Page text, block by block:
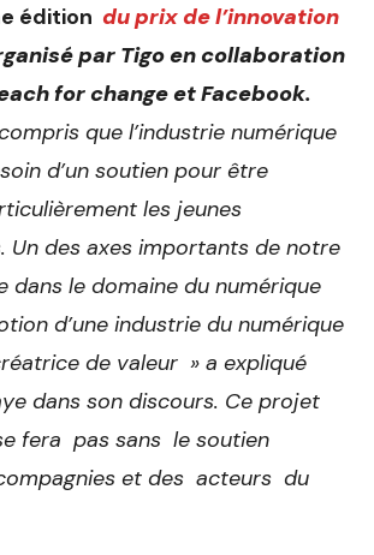
édition du prix de l’innovation
par Tigo en collaboration
for change et Facebook.
que l’industrie numérique
d’un soutien pour être
les jeunes
Un des axes importants de notre
dans le domaine du numérique
d’une industrie du numérique
de valeur » a expliqué
dans son discours. Ce projet
fera pas sans le soutien
et des acteurs du